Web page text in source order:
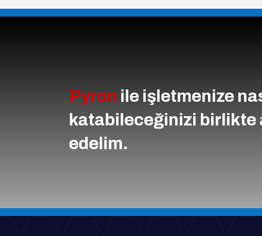
Pyron ile işletmenize
katabileceğinizi birlikte
edelim.